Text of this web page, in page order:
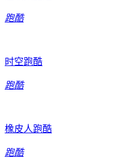
跑酷
时空跑酷
跑酷
橡皮人跑酷
跑酷